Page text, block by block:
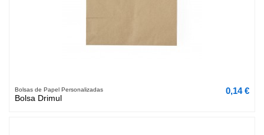
Bolsas de Papel Personalizadas
Bolsa Drimul
0,14 €